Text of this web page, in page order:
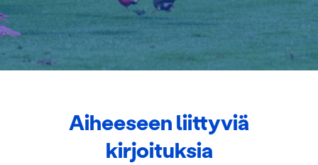
Aiheeseen liittyviä
kirjoituksia